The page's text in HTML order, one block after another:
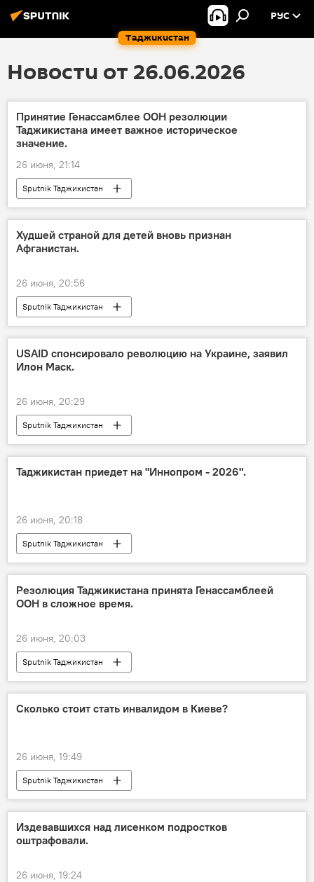
Таджикистан
РУС
Новости от 26.06.2026
Принятие Генассамблее ООН резолюции
Таджикистана имеет важное историческое
значение.
26 июня, 21:14
Sputnik Таджикистан
Худшей страной для детей вновь признан
Афганистан.
26 июня, 20:56
Sputnik Таджикистан
USAID спонсировало революцию на Украине, заявил
Илон Маск.
26 июня, 20:29
Sputnik Таджикистан
Таджикистан приедет на "Иннопром - 2026".
26 июня, 20:18
Sputnik Таджикистан
Резолюция Таджикистана принята Генассамблеей
ООН в сложное время.
26 июня, 20:03
Sputnik Таджикистан
Сколько стоит стать инвалидом в Киеве?
26 июня, 19:49
Sputnik Таджикистан
Издевавшихся над лисенком подростков
оштрафовали.
26 июня, 19:24